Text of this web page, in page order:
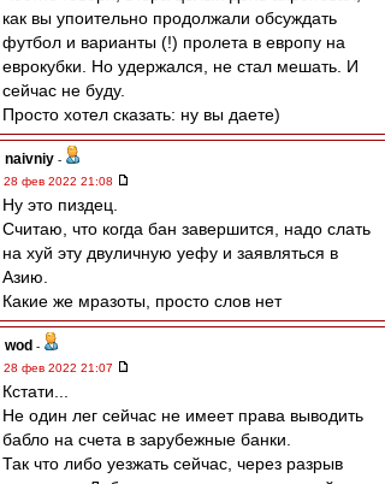
как вы упоительно продолжали обсуждать
футбол и варианты (!) пролета в европу на
еврокубки. Но удержался, не стал мешать. И
сейчас не буду.
Просто хотел сказать: ну вы даете)
naivniy -
28 фев 2022 21:08
Ну это пиздец.
Считаю, что когда бан завершится, надо слать
на хуй эту двуличную уефу и заявляться в
Азию.
Какие же мразоты, просто слов нет
wod -
28 фев 2022 21:07
Кстати...
Не один лег сейчас не имеет права выводить
бабло на счета в зарубежные банки.
Так что либо уезжать сейчас, через разрыв